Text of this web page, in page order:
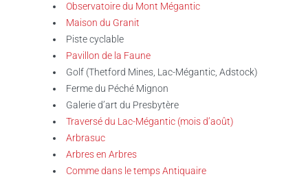
Observatoire du Mont Mégantic
Maison du Granit
Piste cyclable
Pavillon de la Faune
Golf (Thetford Mines, Lac-Mégantic, Adstock)
Ferme du Péché Mignon
Galerie d’art du Presbytère
Traversé du Lac-Mégantic (mois d’août)
Arbrasuc
Arbres en Arbres
Comme dans le temps Antiquaire